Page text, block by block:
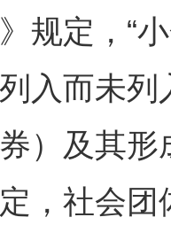
规定，“
入而未
）及其
，社会